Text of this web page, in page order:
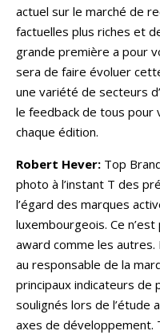
actuel sur le marché de
factuelles plus riches et
grande première a pour
sera de faire évoluer
une variété de secteurs
le feedback de tous pour
chaque édition.
Robert Hever: Top
photo à l’instant T des
l’égard des marques
luxembourgeois. Ce
award comme les
au responsable de la
principaux indicateurs de
soulignés lors de l’étude
axes de développement.